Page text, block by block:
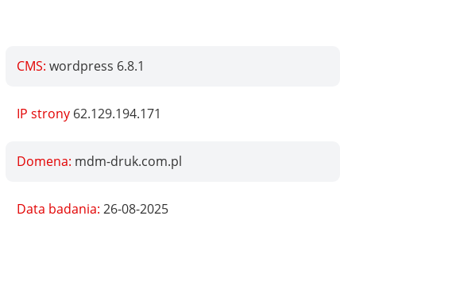
CMS: wordpress 6.8.1
IP strony 62.129.194.171
Domena: mdm-druk.com.pl
Data badania: 26-08-2025